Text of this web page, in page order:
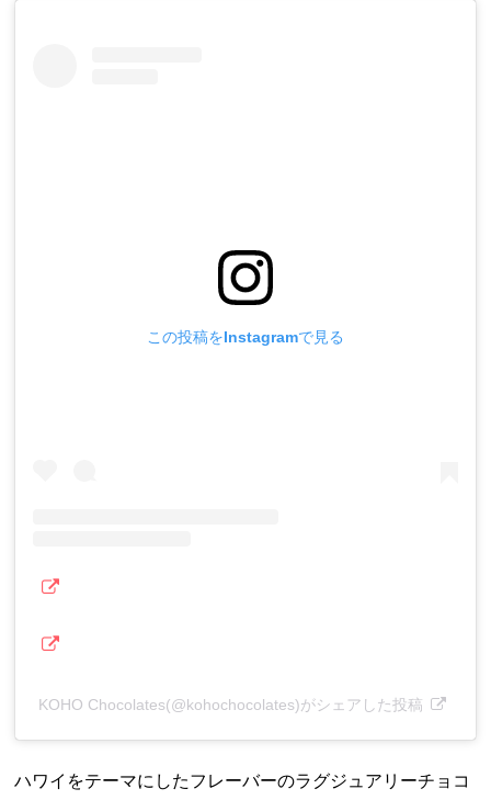
この投稿をInstagramで見る
KOHO Chocolates(@kohochocolates)がシェアした投稿
ハワイをテーマにしたフレーバーのラグジュアリーチョコ